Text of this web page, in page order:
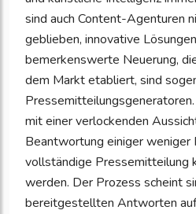
sind auch Content-Agenturen
geblieben, innovative
bemerkenswerte Neuerung,
dem Markt etabliert, sind
mit einer verlockenden
Beantwortung einiger weniger
vollständige Pressemitteilung
werden. Der Prozess scheint
bereitgestellten Antworten